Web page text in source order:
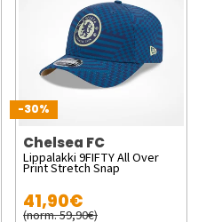
-30%
Chelsea FC
Lippalakki 9FIFTY All Over
Print Stretch Snap
41,90€
(norm. 59,90€)